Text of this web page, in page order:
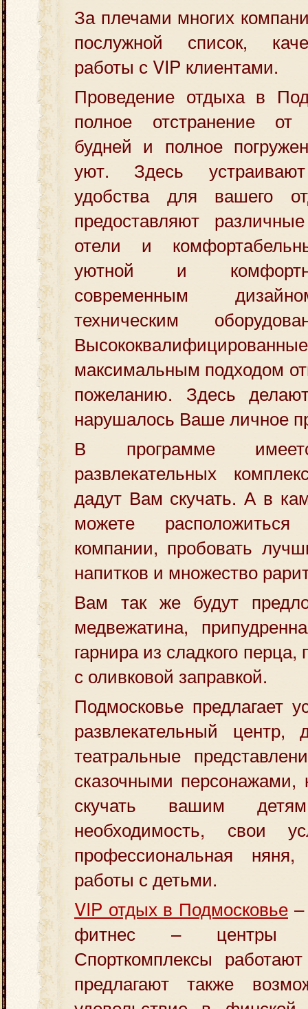
За плечами многих
послужной список,
работы с VIP клиентами.
Проведение отдыха в
полное отстранение
будней и полное
уют. Здесь
удобства для вашего
предоставляют
отели и
уютной и
современным
техническим
максимальным подходом
пожеланию. Здесь
нарушалось Ваше личное
В программе
развлекательных
дадут Вам скучать. А в
можете
компании, пробовать
напитков и множество
Вам так же будут
медвежатина,
гарнира из сладкого перца,
с оливковой заправкой.
Подмосковье предлагает
развлекательный центр,
театральные
сказочными персонажами,
скучать вашим
необходимость, свои
профессиональная
работы с детьми.
VIP отдых в Подмосковье
фитнес – центры
Спорткомплексы
предлагают также